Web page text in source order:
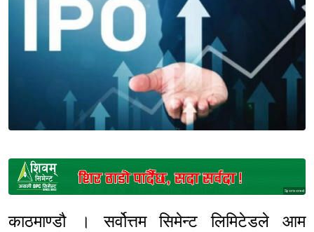
Sponsored
काठमाण्डौ । सर्वोत्तम सिमेन्ट लिमिटेडले आम